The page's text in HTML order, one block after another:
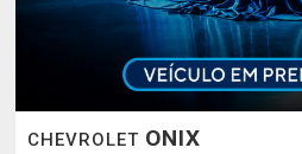
CHEVROLET ONIX